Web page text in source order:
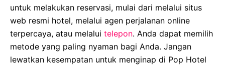
untuk melakukan reservasi, mulai dari melalui situs
web resmi hotel, melalui agen perjalanan online
terpercaya, atau melalui telepon. Anda dapat memilih
metode yang paling nyaman bagi Anda. Jangan
lewatkan kesempatan untuk menginap di Pop Hotel